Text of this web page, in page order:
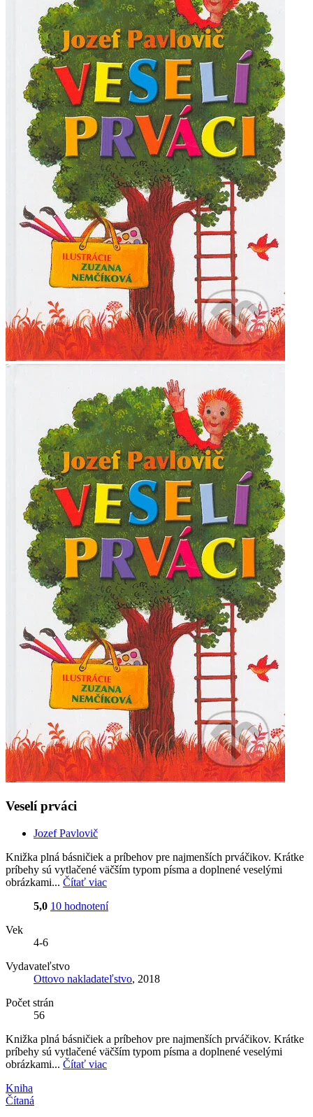
Veselí prváci
Jozef Pavlovič
Knižka plná básničiek a príbehov pre najmenších prváčikov. Krátke
príbehy sú vytlačené väčším typom písma a doplnené veselými
obrázkami... Čítať viac
5,0 10 hodnotení
Vek
4-6
Vydavateľstvo
Ottovo nakladateľstvo, 2018
Počet strán
56
Knižka plná básničiek a príbehov pre najmenších prváčikov. Krátke
príbehy sú vytlačené väčším typom písma a doplnené veselými
obrázkami... Čítať viac
Kniha
Čítaná